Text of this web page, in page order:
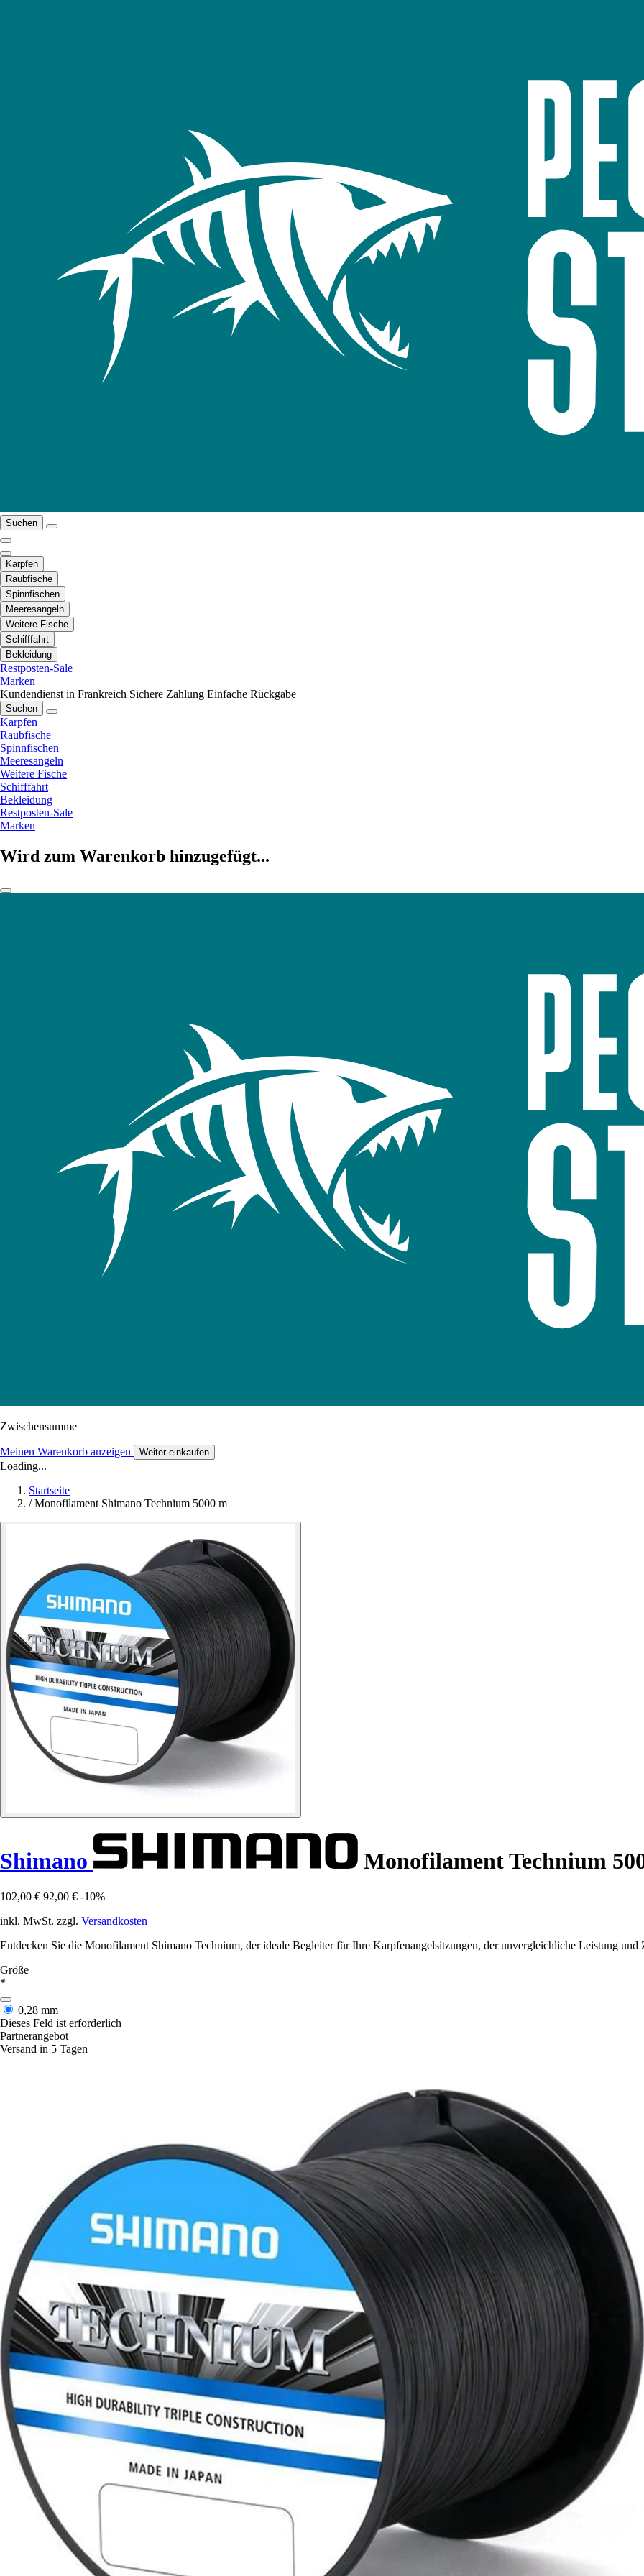
Suchen
Karpfen
Raubfische
Spinnfischen
Meeresangeln
Weitere Fische
Schifffahrt
Bekleidung
Restposten-Sale
Marken
Kundendienst in Frankreich Sichere Zahlung Einfache Rückgabe
Suchen
Karpfen
Raubfische
Spinnfischen
Meeresangeln
Weitere Fische
Schifffahrt
Bekleidung
Restposten-Sale
Marken
Wird zum Warenkorb hinzugefügt...
Zwischensumme
Meinen Warenkorb anzeigen Weiter einkaufen
Loading...
Startseite
/ Monofilament Shimano Technium 5000 m
Shimano Monofilament Technium
102,00 € 92,00 € -10%
inkl. MwSt. zzgl. Versandkosten
Entdecken Sie die Monofilament Shimano Technium, der ideale Begleiter für Ihre Karpfenangelsitzungen, der unvergleichliche Leistung und
Größe
*
0,28 mm
Dieses Feld ist erforderlich
Partnerangebot
Versand in 5 Tagen